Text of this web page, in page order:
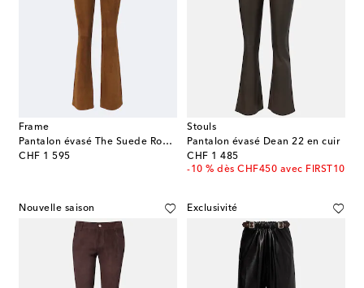
Frame
Pantalon évasé The Suede Rodeo en daim
CHF 1 595
original price
Stouls
Pantalon évasé Dean 22 en cuir
CHF 1 485
original price
-10 % dès CHF450 avec FIRST10
Nouvelle saison Exclusivité